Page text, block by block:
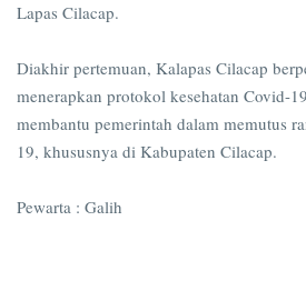
Lapas Cilacap.
Diakhir pertemuan, Kalapas Cilacap
menerapkan protokol kesehatan Covid-
membantu pemerintah dalam memutus
19, khususnya di Kabupaten Cilacap.
Pewarta : Galih